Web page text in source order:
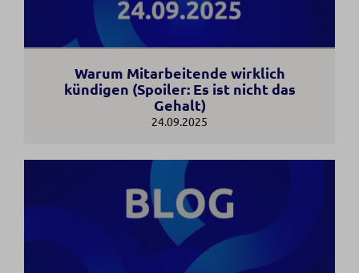
Warum Mitarbeitende wirklich
kündigen (Spoiler: Es ist nicht das
Gehalt)
24.09.2025